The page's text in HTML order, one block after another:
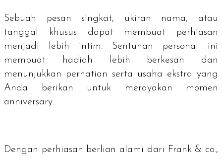
Sebuah pesan singkat, ukiran nama, atau
tanggal khusus dapat membuat perhiasan
menjadi lebih intim. Sentuhan personal ini
membuat hadiah lebih berkesan dan
menunjukkan perhatian serta usaha ekstra yang
Anda berikan untuk merayakan momen
anniversary.
Dengan perhiasan berlian alami dari Frank & co.,